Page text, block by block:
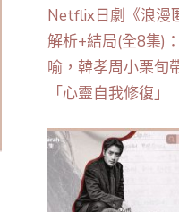
Netflix日劇《浪漫
解析+結局(全8集)
喻，韓孝周小栗旬
「心靈自我修復」